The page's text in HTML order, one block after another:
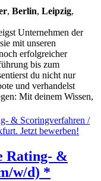
, Berlin, Leipzig,
Unternehmen der
mit unseren
erfolgreicher
bis zum
du nicht nur
und verhandelst
Mit deinem Wissen,
Rating- &
w/d) *